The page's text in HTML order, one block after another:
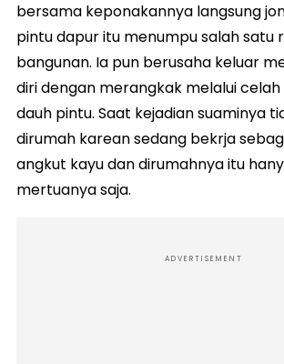
bersama keponakannya langsung
pintu dapur itu menumpu salah satu
bangunan. Ia pun berusaha keluar
diri dengan merangkak melalui
dauh pintu. Saat kejadian suaminya
dirumah karean sedang bekrja
angkut kayu dan dirumahnya itu
mertuanya saja.
ADVERTISEMENT